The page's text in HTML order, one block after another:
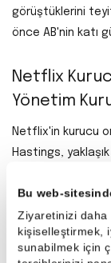
Bu web-
Ziyaretinizi daha
kişiselleştirmek,
sunabilmek için
görüştüklerini
önce AB'nin katı
Netflix
Yönetim
Netflix'in kurucu
Hastings, yaklaşık
Hastings'in bu
almalardan
verimliliğe
devinde "kurucu